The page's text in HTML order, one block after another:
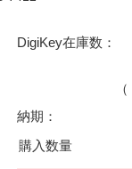
DigiKey在庫数：
（
納期：
購入数量